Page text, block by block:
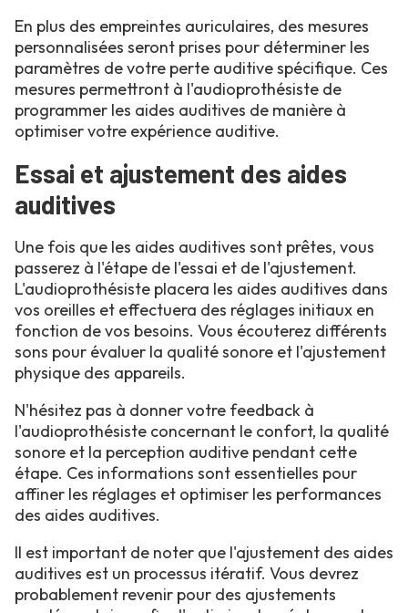
En plus des empreintes auriculaires, des mesures
personnalisées seront prises pour déterminer les
paramètres de votre perte auditive spécifique. Ces
mesures permettront à l'audioprothésiste de
programmer les aides auditives de manière à
optimiser votre expérience auditive.
Essai et ajustement des aides
auditives
Une fois que les aides auditives sont prêtes, vous
passerez à l'étape de l'essai et de l'ajustement.
L'audioprothésiste placera les aides auditives dans
vos oreilles et effectuera des réglages initiaux en
fonction de vos besoins. Vous écouterez différents
sons pour évaluer la qualité sonore et l'ajustement
physique des appareils.
N'hésitez pas à donner votre feedback à
l'audioprothésiste concernant le confort, la qualité
sonore et la perception auditive pendant cette
étape. Ces informations sont essentielles pour
affiner les réglages et optimiser les performances
des aides auditives.
Il est important de noter que l'ajustement des aides
auditives est un processus itératif. Vous devrez
probablement revenir pour des ajustements